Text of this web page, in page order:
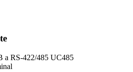
a RS-422/485 UC485